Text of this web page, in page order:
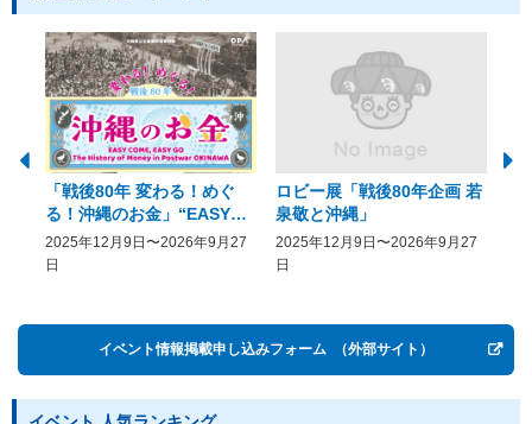
「戦後80年 変わる！めぐ
る！沖縄のお金」“EASY
COME, EASY GO － The
History of Money in
2025年12月9日〜2026年9月27
日
ロビー展「戦後80年企画 若
泉敬と沖縄」
2025年12月9日〜2026年9月27
日
イベント情報掲載申し込みフォーム （外部サイト）